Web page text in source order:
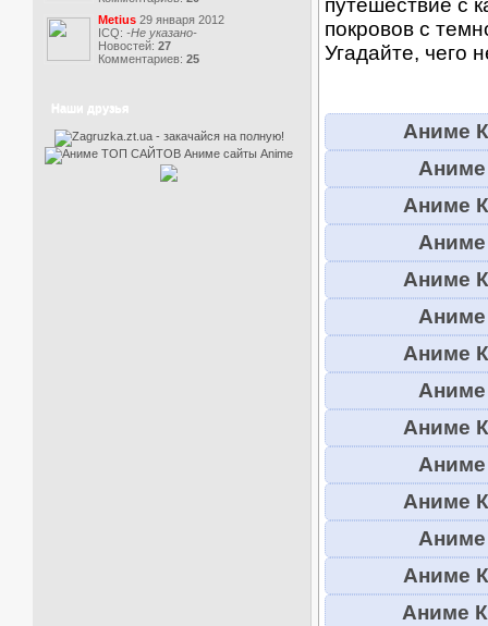
Metius 29 января 2012
ICQ: -Не указано-
Новостей: 27
Комментариев: 25
Наши друзья
путешествие с
покровов с
Угадайте, чего
Аниме
Аниме
Аниме
Аниме
Аниме
Аниме
Аниме
Аниме
Аниме
Аниме
Аниме
Аниме
Аниме
Аниме